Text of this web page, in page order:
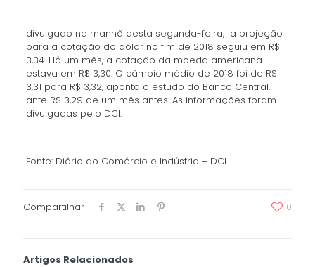
divulgado na manhã desta segunda-feira, a projeção
para a cotação do dólar no fim de 2018 seguiu em R$
3,34. Há um mês, a cotação da moeda americana
estava em R$ 3,30. O câmbio médio de 2018 foi de R$
3,31 para R$ 3,32, aponta o estudo do Banco Central,
ante R$ 3,29 de um mês antes. As informações foram
divulgadas pelo DCI.
Fonte: Diário do Comércio e Indústria – DCI
Compartilhar 0
Artigos Relacionados